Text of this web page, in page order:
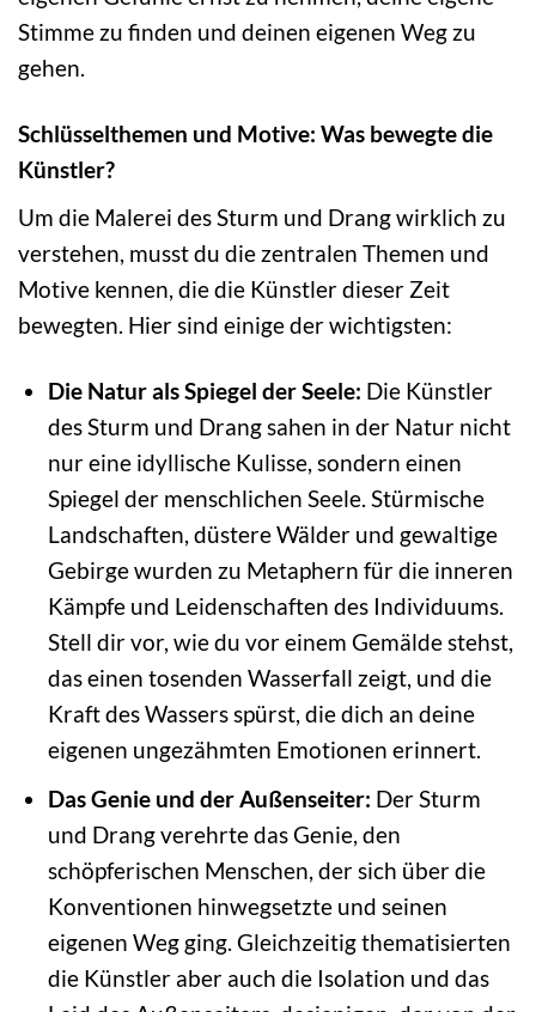
Stimme zu finden und deinen eigenen Weg zu
gehen.
Schlüsselthemen und Motive: Was bewegte die
Künstler?
Um die Malerei des Sturm und Drang wirklich zu
verstehen, musst du die zentralen Themen und
Motive kennen, die die Künstler dieser Zeit
bewegten. Hier sind einige der wichtigsten:
Die Natur als Spiegel der Seele: Die Künstler
des Sturm und Drang sahen in der Natur nicht
nur eine idyllische Kulisse, sondern einen
Spiegel der menschlichen Seele. Stürmische
Landschaften, düstere Wälder und gewaltige
Gebirge wurden zu Metaphern für die inneren
Kämpfe und Leidenschaften des Individuums.
Stell dir vor, wie du vor einem Gemälde stehst,
das einen tosenden Wasserfall zeigt, und die
Kraft des Wassers spürst, die dich an deine
eigenen ungezähmten Emotionen erinnert.
Das Genie und der Außenseiter: Der Sturm
und Drang verehrte das Genie, den
schöpferischen Menschen, der sich über die
Konventionen hinwegsetzte und seinen
eigenen Weg ging. Gleichzeitig thematisierten
die Künstler aber auch die Isolation und das